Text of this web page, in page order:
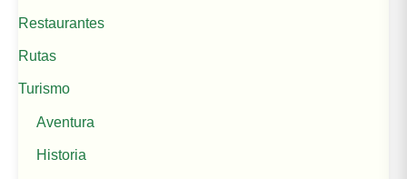
Restaurantes
Rutas
Turismo
Aventura
Historia